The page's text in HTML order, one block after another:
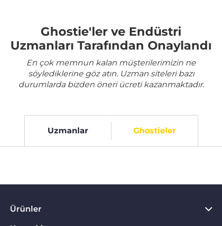
Ghostie'ler ve Endüstri
Uzmanları Tarafından Onaylandı
En çok memnun kalan müşterilerimizin ne
söylediklerine göz atın. Uzman siteleri bazı
durumlarda bizden öneri ücreti kazanmaktadır.
Uzmanlar Ghostieler
Ürünler